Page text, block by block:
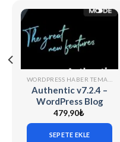
Authentic v7.2.4 –
WordPress Blog
Teması
479,90₺
SEPETE EKLE